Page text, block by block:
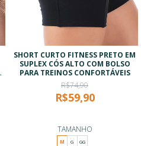
SHORT CURTO FITNESS PRETO EM
SUPLEX CÓS ALTO COM BOLSO
PARA TREINOS CONFORTÁVEIS
R$74,90
R$59,90
TAMANHO
M G GG